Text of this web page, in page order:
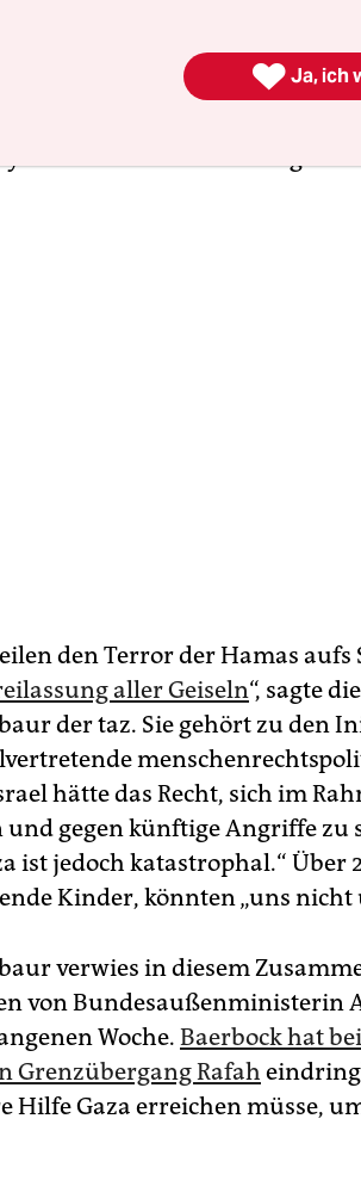
der SPD,
SPD-Abgeordnete im
den Terror der Hamas aufs
aller Geiseln“, sagte
der taz. Sie gehört zu den
hätte das Recht, sich im
und gegen künftige Angriffe zu
ist jedoch katastrophal.“
Kinder, könnten „uns nicht
verwies in diesem
von Bundesaußenministerin
Woche. Baerbock hat
Grenzübergang Rafah
Hilfe Gaza erreichen müsse,
 Ja, ich